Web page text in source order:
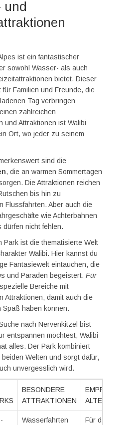
und
ist ein fantastischer
sowohl Wasser- als auch
bietet. Dieser
für Familien und Freunde, die
Tag verbringen
zahlreichen
und Attraktionen ist Walibi
Ort, wo jeder zu seinem
sind die
, die an warmen Sommertagen
Die Attraktionen reichen
bis hin zu
Flussfahrten. Aber auch die
wie Achterbahnen
nicht fehlen.
Park ist die thematisierte Welt
Walibi. Hier kannst du
Fantasiewelt eintauchen, die
und Paraden begeistert. Für
Bereiche mit
Attraktionen, damit auch die
Spaß haben können.
nach Nervenkitzel bist
entspannen möchtest, Walibi
alles. Der Park kombiniert
Welten und sorgt dafür,
unvergesslich wird.
BESONDERE
ATTRAKTIONEN
EMPFOHLENE
ALTERSGRUPPE
Wasserfahrten Für die ganze